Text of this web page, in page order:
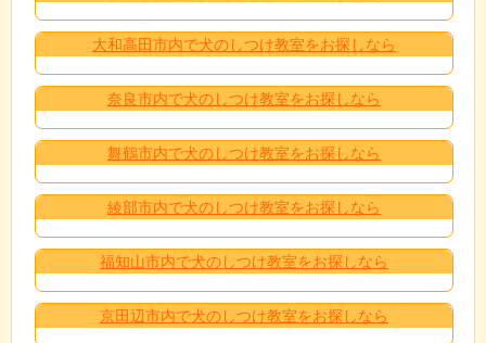
大和高田市内で犬のしつけ教室をお探しなら
奈良市内で犬のしつけ教室をお探しなら
舞鶴市内で犬のしつけ教室をお探しなら
綾部市内で犬のしつけ教室をお探しなら
福知山市内で犬のしつけ教室をお探しなら
京田辺市内で犬のしつけ教室をお探しなら